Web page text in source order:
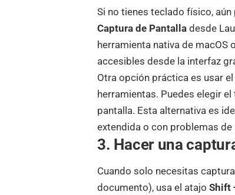
Si no tienes teclado físico,
Captura de Pantalla desde
herramienta nativa de
accesibles desde la interfaz
Otra opción práctica es usar
herramientas. Puedes elegir
pantalla. Esta alternativa es
extendida o con problemas
3. Hacer una
Cuando solo necesitas
documento), usa el atajoShift